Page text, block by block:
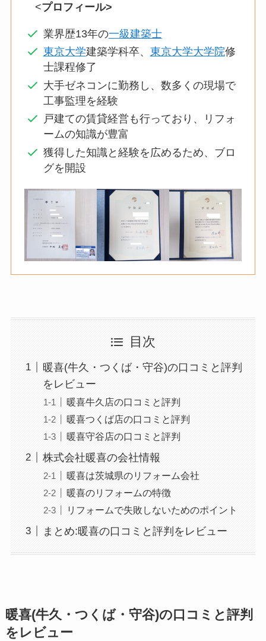
<プロフィール>
業界歴13年の一級建築士
東京大学建築学科卒、 東京大学大学院修
士課程修了
大手ゼネコンに勤務し、数多くの現場で
工事監理を経験
戸建ての賃貸経営も行っており、リフォ
ームの知識が豊富
獲得した知識と経験を広めるため、ブロ
グを開設
目次
暖喜(牛久・つくば・守谷)の口コミと評判
をレビュー
暖喜牛久店の口コミと評判
暖喜つくば店の口コミと評判
暖喜守谷店の口コミと評判
株式会社暖喜の会社情報
暖喜は茨城県のリフォーム会社
暖喜のリフォームの特徴
リフォームで失敗しないためのポイント
まとめ:暖喜の口コミと評判をレビュー
暖喜(牛久・つくば・守谷)の口コミと評判
をレビュー